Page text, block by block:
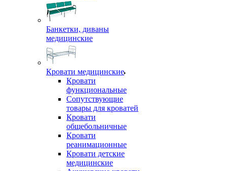
Банкетки, диваны
медицинские
Кровати медицинские
Кровати
функциональные
Сопутствующие
товары для кроватей
Кровати
общебольничные
Кровати
реанимационные
Кровати детские
медицинские